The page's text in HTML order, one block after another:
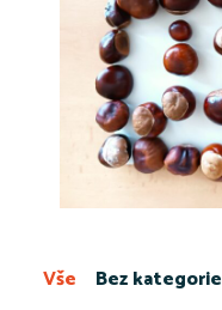
Bez kategorie
Vše